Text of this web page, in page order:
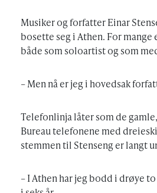
Musiker og forfatter Einar
bosette seg i Athen. For mange
både som soloartist og som
– Men nå er jeg i hovedsak
Telefonlinja låter som de
Bureau telefonene med
stemmen til Stenseng er langt
– I Athen har jeg bodd i drøye